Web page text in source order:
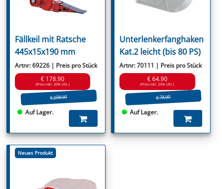
Fällkeil mit Ratsche
445x15x190 mm
Artnr: 69226 | Preis pro Stück
€ 178.90
(Preis inkl. 20% USt.)
€ 208.90
Auf Lager.
Unterlenkerfanghaken
Kat.2 leicht (bis 80 PS)
Artnr: 70111 | Preis pro Stück
€ 64.90
(Preis inkl. 20% USt.)
€ 78.90
Auf Lager.
Neues Produkt